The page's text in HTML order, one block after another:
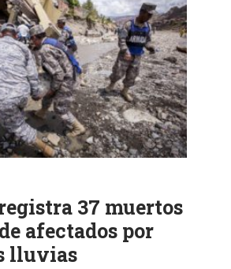
37 muertos
afectados por
lluvias